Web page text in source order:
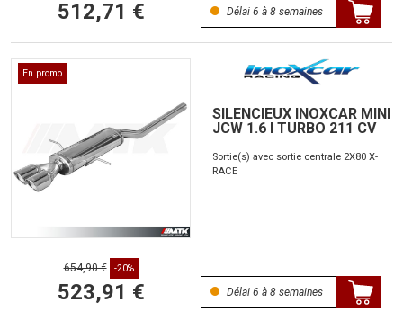
512,71 € Délai 6 à 8 semaines
En promo
SILENCIEUX INOXCAR MINI
JCW 1.6 I TURBO 211 CV
Sortie(s) avec sortie centrale 2X80 X-
RACE
654,90 € -20%
523,91 € Délai 6 à 8 semaines